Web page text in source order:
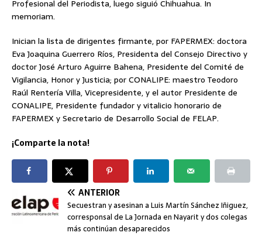
Profesional del Periodista, luego siguió Chihuahua. In
memoriam.
Inician la lista de dirigentes firmante, por FAPERMEX: doctora
Eva Joaquina Guerrero Ríos, Presidenta del Consejo Directivo y
doctor José Arturo Aguirre Bahena, Presidente del Comité de
Vigilancia, Honor y Justicia; por CONALIPE: maestro Teodoro
Raúl Rentería Villa, Vicepresidente, y el autor Presidente de
CONALIPE, Presidente fundador y vitalicio honorario de
FAPERMEX y Secretario de Desarrollo Social de FELAP.
¡Comparte la nota!
ANTERIOR
Secuestran y asesinan a Luis Martín Sánchez Iñiguez,
corresponsal de La Jornada en Nayarit y dos colegas
más continúan desaparecidos